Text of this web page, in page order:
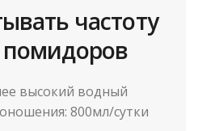
частоту
высокий водный
800мл/сутки